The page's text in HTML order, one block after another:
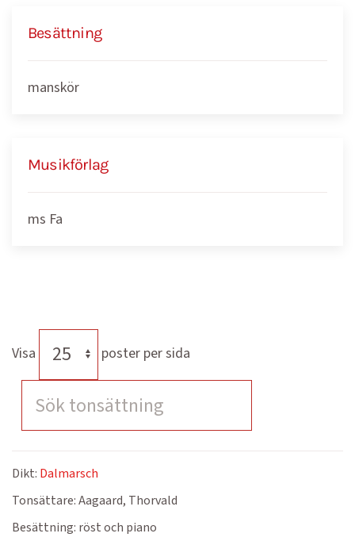
Besättning
manskör
Musikförlag
ms Fa
Visa poster per sida
Dikt: Dalmarsch
Tonsättare:Aagaard, Thorvald
Besättning: röst och piano